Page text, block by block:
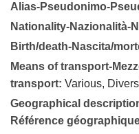
Alias-Pseudonimo-
Nationality-Nazionalità-
Birth/death-Nascita/
Means of transport-
transport: Various,
Geographical
Référence